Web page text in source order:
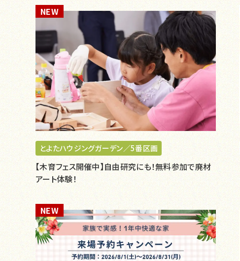
NEW
とよたハウジングガーデン／5番区画
【木育フェス開催中】自由研究にも！無料参加で廃材
アート体験！
NEW